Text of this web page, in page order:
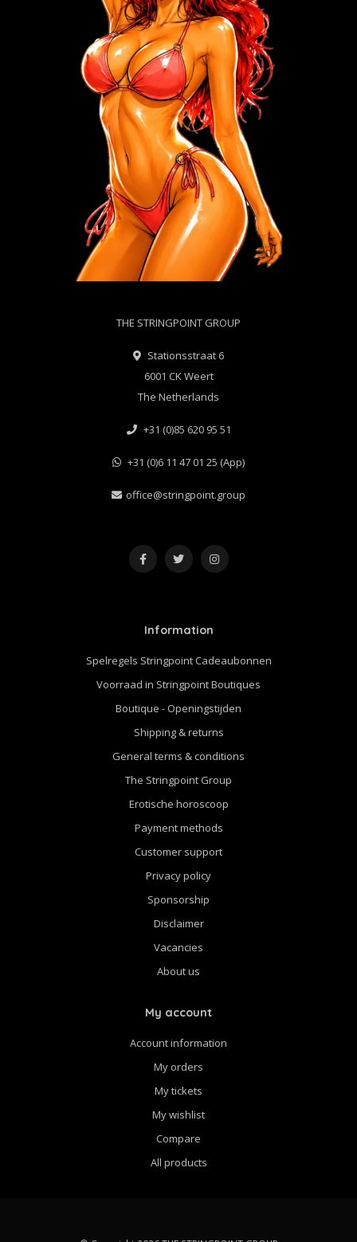
THE STRINGPOINT GROUP
Stationsstraat 6
6001 CK Weert
The Netherlands
+31 (0)85 620 95 51
+31 (0)6 11 47 01 25 (App)
office@stringpoint.group
Information
Spelregels Stringpoint Cadeaubonnen
Voorraad in Stringpoint Boutiques
Boutique - Openingstijden
Shipping & returns
General terms & conditions
The Stringpoint Group
Erotische horoscoop
Payment methods
Customer support
Privacy policy
Sponsorship
Disclaimer
Vacancies
About us
My account
Account information
My orders
My tickets
My wishlist
Compare
All products